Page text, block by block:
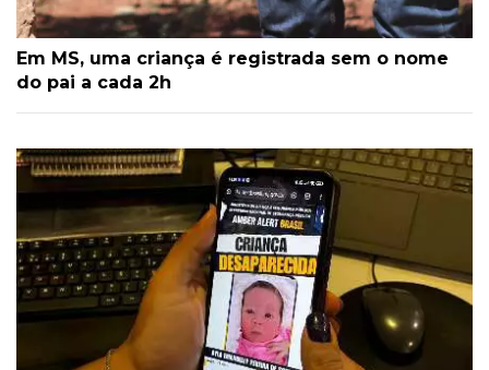
Em MS, uma criança é registrada sem o nome
do pai a cada 2h